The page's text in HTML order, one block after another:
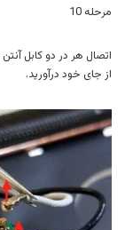
مرحله 10
اتصال هر در دو کابل
از جای خود درآورید.